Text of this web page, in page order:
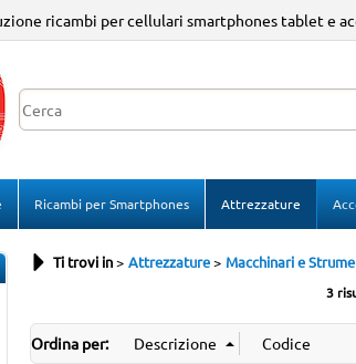
ricambi per cellulari smartphones tablet e
Ricambi per Smartphones Attrezzature
Ti trovi in Attrezzature Macchinari e
3
Ordina per: